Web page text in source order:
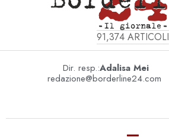
91,374 ARTICOLI
Dir. resp.:Adalisa Mei
redazione@borderline24.com